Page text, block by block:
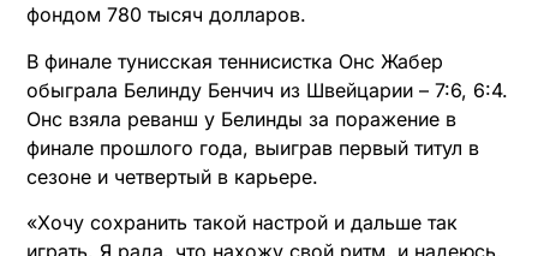
фондом 780 тысяч долларов.
В финале тунисская теннисистка Онс Жабер
обыграла Белинду Бенчич из Швейцарии – 7:6, 6:4.
Онс взяла реванш у Белинды за поражение в
финале прошлого года, выиграв первый титул в
сезоне и четвертый в карьере.
«Хочу сохранить такой настрой и дальше так
играть. Я рада, что нахожу свой ритм, и надеюсь,